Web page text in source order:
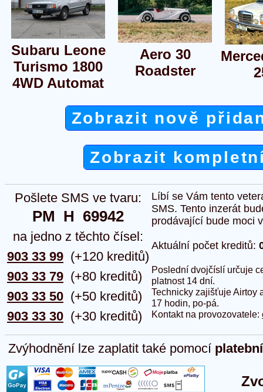
Subaru Leone
Turismo 1800
4WD Automat
Aero 30
Roadster
Zobrazit nově
Zobrazit
Pošlete SMS ve tvaru:
PM  H  69942
na jedno z těchto čísel:
903 33 99
903 33 79
903 33 50
903 33 30
(+120 kreditů)
(+80 kreditů)
(+50 kreditů)
(+30 kreditů)
Líbí se Vám tento
SMS. Tento inzerát
prodávající bude moci
Aktuální počet kreditů:
Poslední dvojčíslí určuje
platnost 14 dní.
Technicky zajišťuje Airtoy
17 hodin, po-pá.
Kontakt na provozovatele:
Zvýhodnění lze zaplatit také pomocí